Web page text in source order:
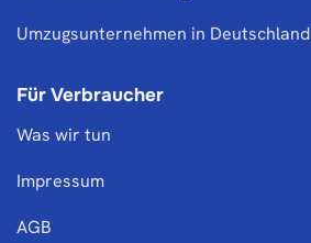
Umzugsunternehmen in Deutschland
Für Verbraucher
Was wir tun
Impressum
AGB